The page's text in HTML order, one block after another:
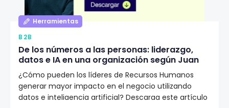
Herramientas
B2B
De los números a las personas: liderazgo,
datos e IA en una organización según Juan
Eduardo Jaramillo
¿Cómo pueden los líderes de Recursos Humanos
generar mayor impacto en el negocio utilizando
datos e inteligencia artificial? Descarga este artículo